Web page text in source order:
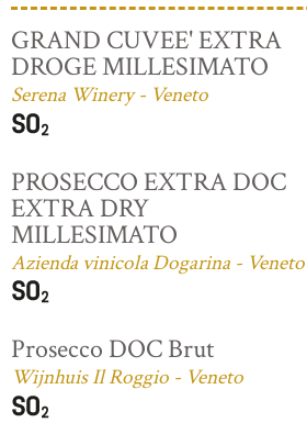
GRAND CUVEE' EXTRA
DROGE MILLESIMATO
Serena Winery - Veneto
PROSECCO EXTRA DOC
EXTRA DRY
MILLESIMATO
Azienda vinicola Dogarina - Veneto
Prosecco DOC Brut
Wijnhuis Il Roggio - Veneto